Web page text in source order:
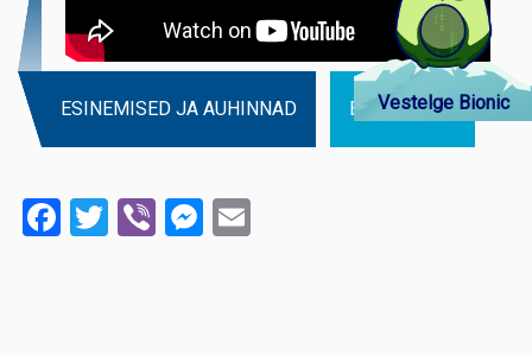
ESINEMISED JA AUHINNAD BIOGRAAFIA
Facebook
Twitter
ViberMessenger
Vestelge Bionic